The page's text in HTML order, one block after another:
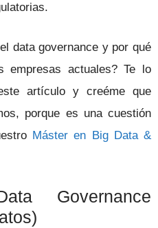
data governance y por qué
empresas actuales? Te lo
artículo y creéme que
porque es una cuestión
Máster en Big Data &
Governance